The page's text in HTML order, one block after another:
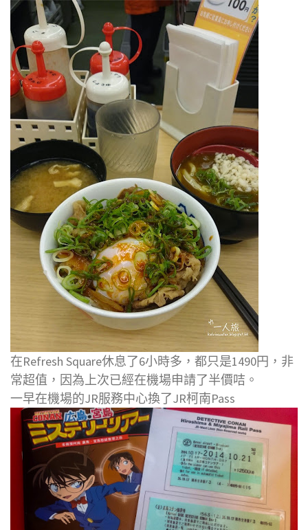
在Refresh Square休息了6小時多，都只是1490円，非
常超值，因為上次已經在機場申請了半價咭。
一早在機場的JR服務中心換了JR柯南Pass